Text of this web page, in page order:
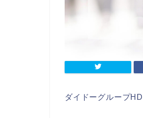
ダイドーグループ